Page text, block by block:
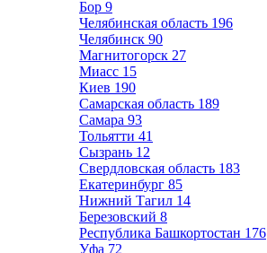
Бор 9
Челябинская область 196
Челябинск 90
Магнитогорск 27
Миасс 15
Киев 190
Самарская область 189
Самара 93
Тольятти 41
Сызрань 12
Свердловская область 183
Екатеринбург 85
Нижний Тагил 14
Березовский 8
Республика Башкортостан 176
Уфа 72